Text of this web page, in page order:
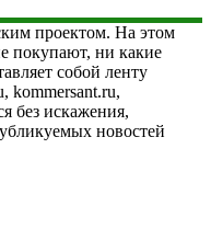
проектом. На этом
покупают, ни какие
собой ленту
kommersant.ru,
без искажения,
новостей